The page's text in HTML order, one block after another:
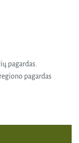
pagardas.
pagardas